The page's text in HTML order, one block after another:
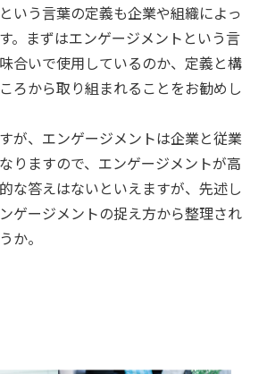
いう言葉の定義も企業や組織によっ
。まずはエンゲージメントという言
合いで使用しているのか、定義と構
ろから取り組まれることをお勧めし
が、エンゲージメントは企業と従業
りますので、エンゲージメントが高
な答えはないといえますが、先述し
ゲージメントの捉え方から整理され
か。